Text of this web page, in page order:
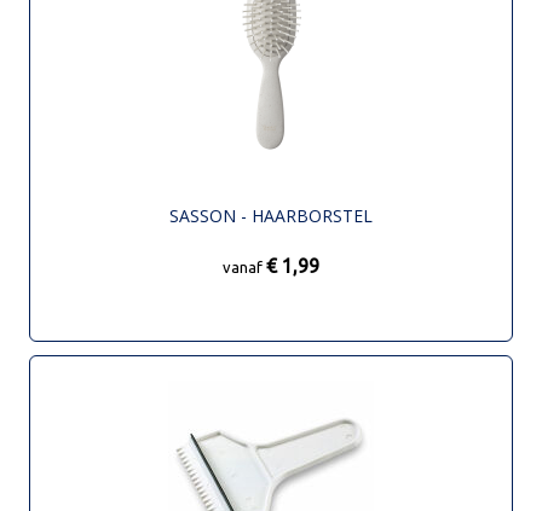
SASSON - HAARBORSTEL
vanaf € 1,99